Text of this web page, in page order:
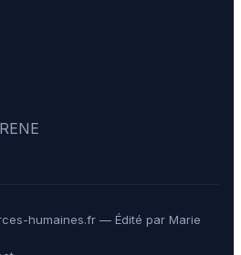
humaines.fr — Édité par Marie